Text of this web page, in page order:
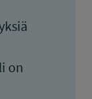
on